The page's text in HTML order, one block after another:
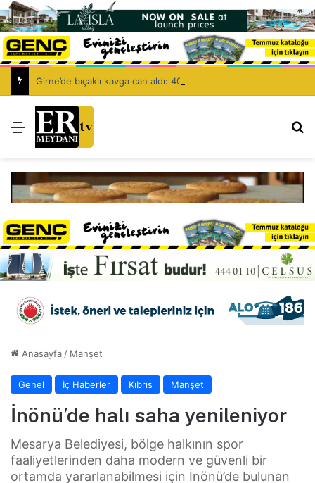
Menü
Anasayfa / Manşet
Genel İç Haberler Kıbrıs Manşet
İnönü’de halı saha yenileniyor
Mesarya Belediyesi, bölge halkının spor
faaliyetlerinden daha modern ve güvenli bir
ortamda yararlanabilmesi için İnönü’de bulunan